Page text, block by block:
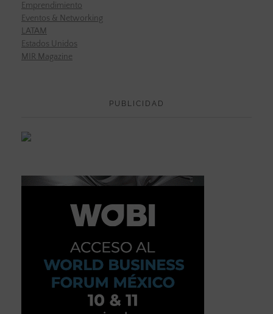
Emprendimiento
Eventos & Networking
LATAM
Estados Unidos
MIR Magazine
PUBLICIDAD